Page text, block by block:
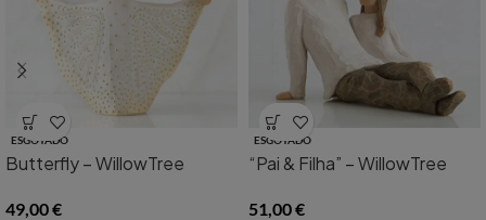
ESGOTADO
Butterfly – WillowTree
49,00€
ESGOTADO
“Pai & Filha” – WillowTree
51,00€